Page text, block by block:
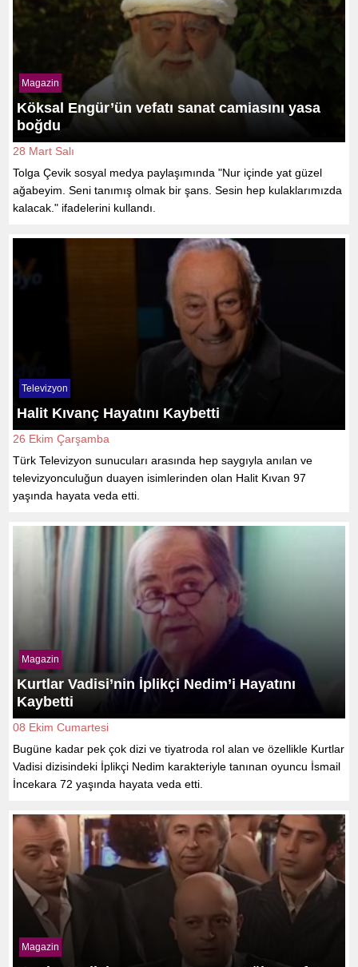
Magazin
Köksal Engür’ün vefatı sanat camiasını yasa
boğdu
28 Mart Salı
Tolga Çevik sosyal medya paylaşımında "Nur içinde yat güzel
ağabeyim. Seni tanımış olmak bir şans. Sesin hep kulaklarımızda
kalacak." ifadelerini kullandı.
Televizyon
Halit Kıvanç Hayatını Kaybetti
26 Ekim Çarşamba
Türk Televizyon sunucuları arasında hep saygıyla anılan ve
televizyonculuğun duayen isimlerinden olan Halit Kıvan 97
yaşında hayata veda etti.
Magazin
Kurtlar Vadisi’nin İplikçi Nedim’i Hayatını
Kaybetti
08 Ekim Cumartesi
Bugüne kadar pek çok dizi ve tiyatroda rol alan ve özellikle Kurtlar
Vadisi dizisindeki İplikçi Nedim karakteriyle tanınan oyuncu İsmail
İncekara 72 yaşında hayata veda etti.
Magazin